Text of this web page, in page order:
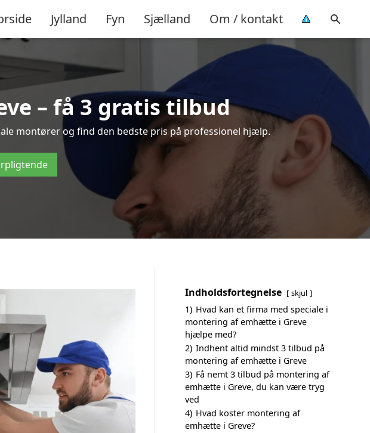
Jylland Fyn Sjælland Om / kontakt
– få 3 gratis tilbud
montører og find den bedste pris på professionel hjælp.
Indholdsfortegnelse skjul
1) Hvad kan et firma med speciale i
montering af emhætte i Greve
hjælpe med?
2) Indhent altid mindst 3 tilbud på
montering af emhætte i Greve
3) Få nemt 3 tilbud på montering af
emhætte i Greve, du kan være tryg
ved
4) Hvad koster montering af
emhætte i Greve?